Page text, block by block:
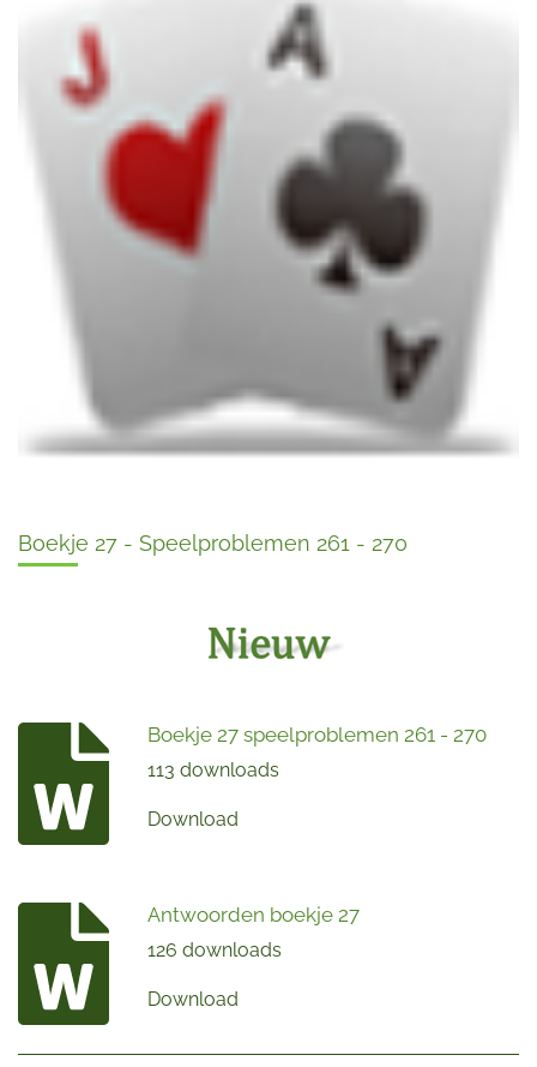
Boekje 27 - Speelproblemen 261 - 270
Boekje 27 speelproblemen 261 - 270
113 downloads
Download
Antwoorden boekje 27
126 downloads
Download